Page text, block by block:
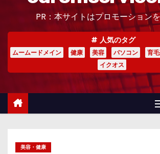
PR：本サイトはプロモーション
人気のタグ
ムームードメイン 健康 美容 パソコン 育
イクオス
美容・健康